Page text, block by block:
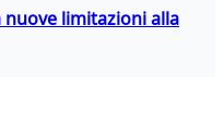
limitazioni alla